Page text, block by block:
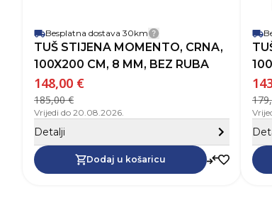
Besplatna dostava 30km Detalji dostave
TUŠ STIJENA MOMENTO, CRNA,
100X200 CM, 8 MM, BEZ RUBA
148,00 €
185,00 €
Vrijedi do 20.08.2026.
Detalji
Dodaj u košaricu